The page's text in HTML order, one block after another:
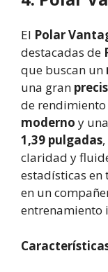
El Polar
destacadas de
que buscan un
una gran
de rendimiento
moderno y una
1,39 pulgadas
claridad y
estadísticas en
en un
entrenamiento